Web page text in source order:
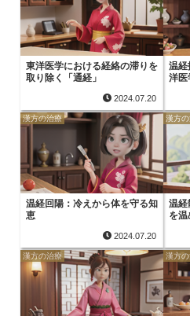
東洋医学における経絡の滞りを
取り除く「通経」
2024.07.20
温経
洋医
漢方の治療
温経回陽：冷えから体を守る知
恵
2024.07.20
漢方
温経
を
漢方の治療 漢方